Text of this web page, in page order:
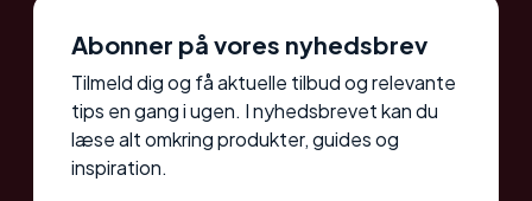
Abonner på vores nyhedsbrev
Tilmeld dig og få aktuelle tilbud og relevante
tips en gang i ugen. I nyhedsbrevet kan du
læse alt omkring produkter, guides og
inspiration.